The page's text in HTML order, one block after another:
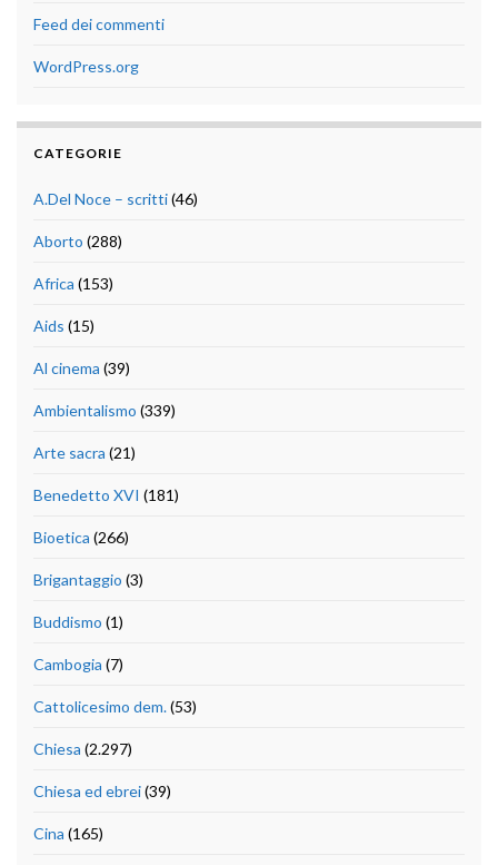
Feed dei commenti
WordPress.org
CATEGORIE
A.Del Noce – scritti(46)
Aborto (288)
Africa (153)
Aids (15)
Al cinema (39)
Ambientalismo (339)
Arte sacra (21)
Benedetto XVI (181)
Bioetica (266)
Brigantaggio (3)
Buddismo (1)
Cambogia (7)
Cattolicesimo dem.(53)
Chiesa (2.297)
Chiesa ed ebrei(39)
Cina (165)